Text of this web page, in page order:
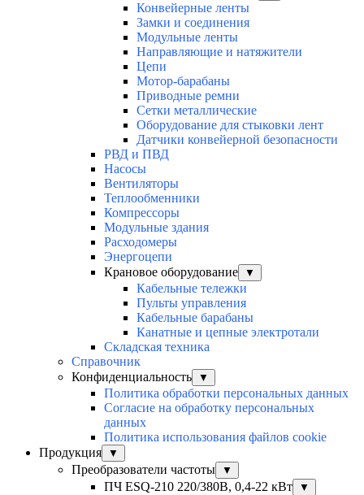
Конвейерные ленты
Замки и соединения
Модульные ленты
Направляющие и натяжители
Цепи
Мотор-барабаны
Приводные ремни
Сетки металлические
Оборудование для стыковки лент
Датчики конвейерной безопасности
РВД и ПВД
Насосы
Вентиляторы
Теплообменники
Компрессоры
Модульные здания
Расходомеры
Энергоцепи
Крановое оборудование
▼
Кабельные тележки
Пульты управления
Кабельные барабаны
Канатные и цепные электротали
Складская техника
Справочник
Конфиденциальность
▼
Политика обработки персональных данных
Согласие на обработку персональных
данных
Политика использования файлов cookie
Продукция
▼
Преобразователи частоты ▼
ПЧ ESQ-210 220/380В, 0,4-22 кВт ▼